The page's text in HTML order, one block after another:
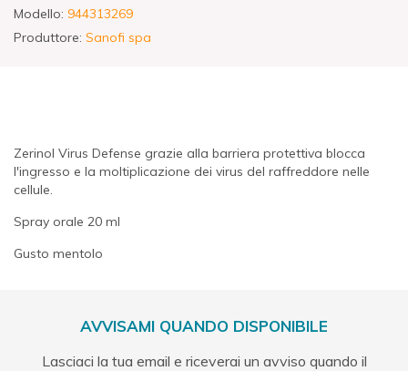
Modello: 944313269
Produttore: Sanofi spa
Zerinol Virus Defense grazie alla barriera protettiva blocca
l'ingresso e la moltiplicazione dei virus del raffreddore nelle
cellule.
Spray orale 20 ml
Gusto mentolo
AVVISAMI QUANDO DISPONIBILE
Lasciaci la tua email e riceverai un avviso quando il